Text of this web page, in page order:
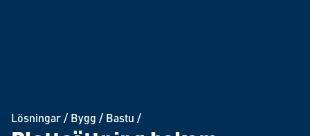
Lösningar/ Bygg / Bastu /